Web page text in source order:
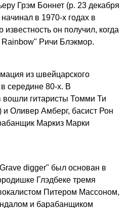
Грэм Боннет (р. 23 декабря
в 1970-х годах в
он получил, когда
Rainbow" Ричи Блэкмор.
из швейцарского
середине 80-х. В
вошли гитаристы Томми Ти
Оливер Амберг, басист Рон
Маркиз Марки
digger" был основан в
Глэдбеке тремя
Питером Массоном,
и барабанщиком